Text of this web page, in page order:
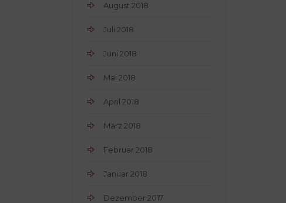
August 2018
Juli 2018
Juni 2018
Mai 2018
April 2018
März 2018
Februar 2018
Januar 2018
Dezember 2017